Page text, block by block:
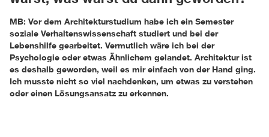
MB: Vor dem Architekturstudium habe ich ein Semester
soziale Verhaltenswissenschaft studiert und bei der
Lebenshilfe gearbeitet. Vermutlich wäre ich bei der
Psychologie oder etwas Ähnlichem gelandet. Architektur ist
es deshalb geworden, weil es mir einfach von der Hand ging.
Ich musste nicht so viel nachdenken, um etwas zu verstehen
oder einen Lösungsansatz zu erkennen.